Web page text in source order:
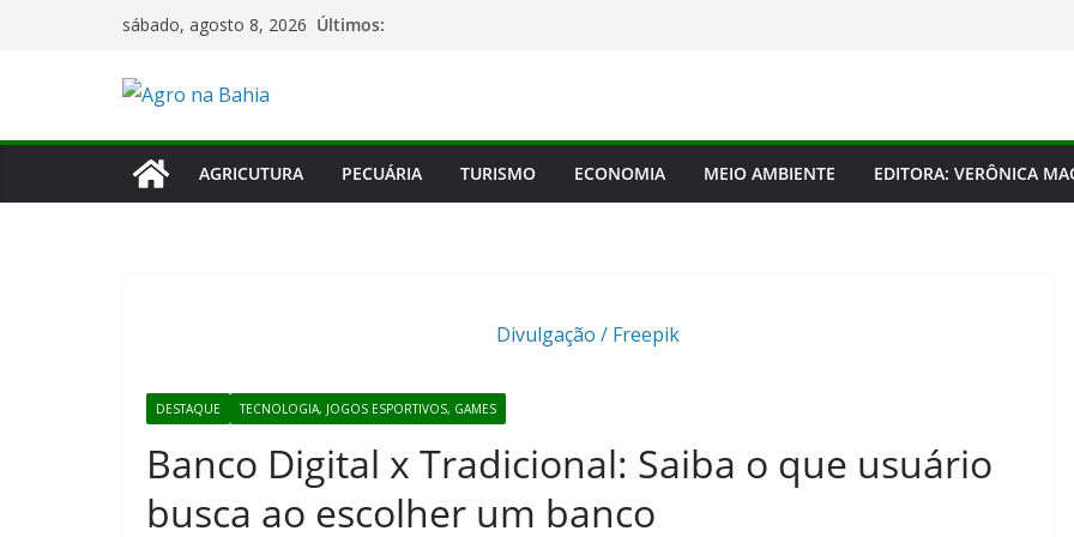
sábado, agosto 8, 2026 Últimos:
AGRICUTURA PECUÁRIA TURISMO ECONOMIA MEIO AMBIENTE EDITORA: VERÔNICA
Divulgação / Freepik
DESTAQUE TECNOLOGIA, JOGOS ESPORTIVOS, GAMES
Banco Digital x Tradicional: Saiba o que usuário
busca ao escolher um banco